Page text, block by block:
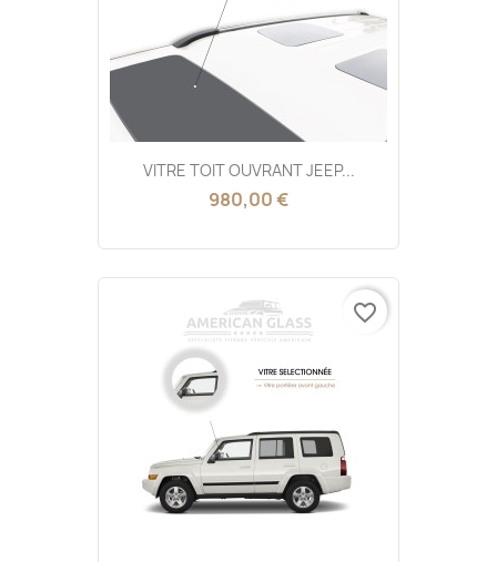
VITRE TOIT OUVRANT JEEP...
980,00 €
favorite_border